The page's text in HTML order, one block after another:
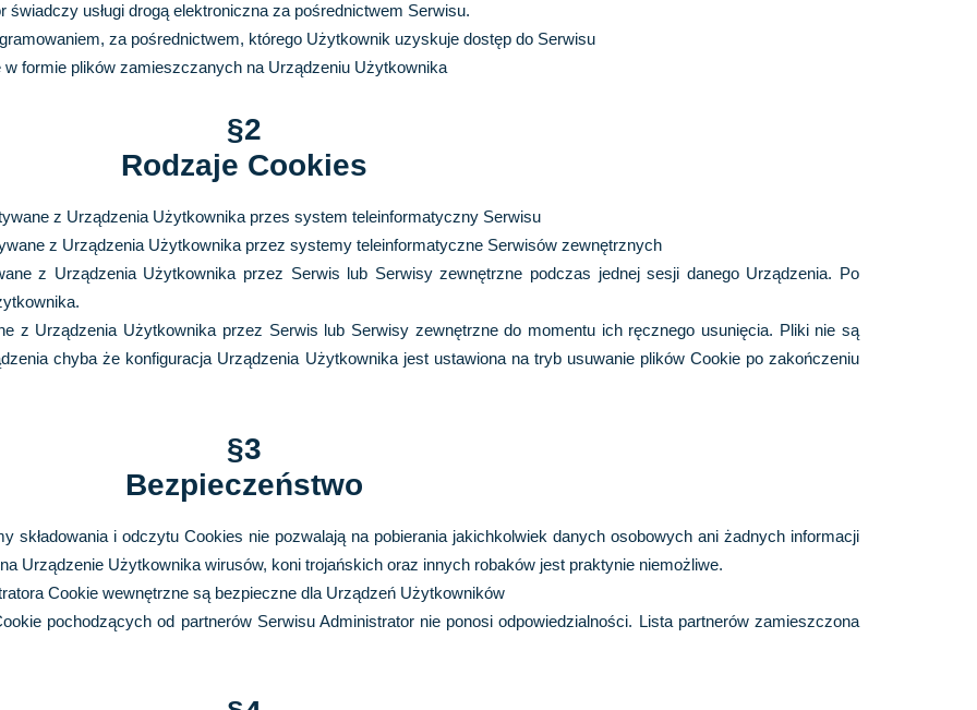
usługi drogą elektroniczna za pośrednictwem Serwisu.
za pośrednictwem, którego Użytkownik uzyskuje dostęp do Serwisu
formie plików zamieszczanych na Urządzeniu Użytkownika
§2
Rodzaje Cookies
z Urządzenia Użytkownika przes system teleinformatyczny Serwisu
z Urządzenia Użytkownika przez systemy teleinformatyczne Serwisów zewnętrznych
z Urządzenia Użytkownika przez Serwis lub Serwisy zewnętrzne podczas jednej sesji danego Urządzenia. Po
z Urządzenia Użytkownika przez Serwis lub Serwisy zewnętrznedo momentu ich ręcznego usunięcia. Pliki nie są
chyba że konfiguracja Urządzenia Użytkownika jest ustawiona na tryb usuwanie plików Cookie po zakończeniu
§3
Bezpieczeństwo
składowania i odczytu Cookies nie pozwalają na pobierania jakichkolwiek danych osobowych ani żadnych informacji
Urządzenie Użytkownika wirusów, koni trojańskich oraz innych robaków jest praktynie niemożliwe.
Cookie wewnętrzne są bezpieczne dla Urządzeń Użytkowników
pochodzących od partnerów Serwisu Administrator nie ponosi odpowiedzialności. Lista partnerów zamieszczona